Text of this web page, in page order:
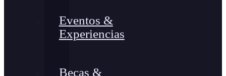
Eventos &
Experiencias
Becas &